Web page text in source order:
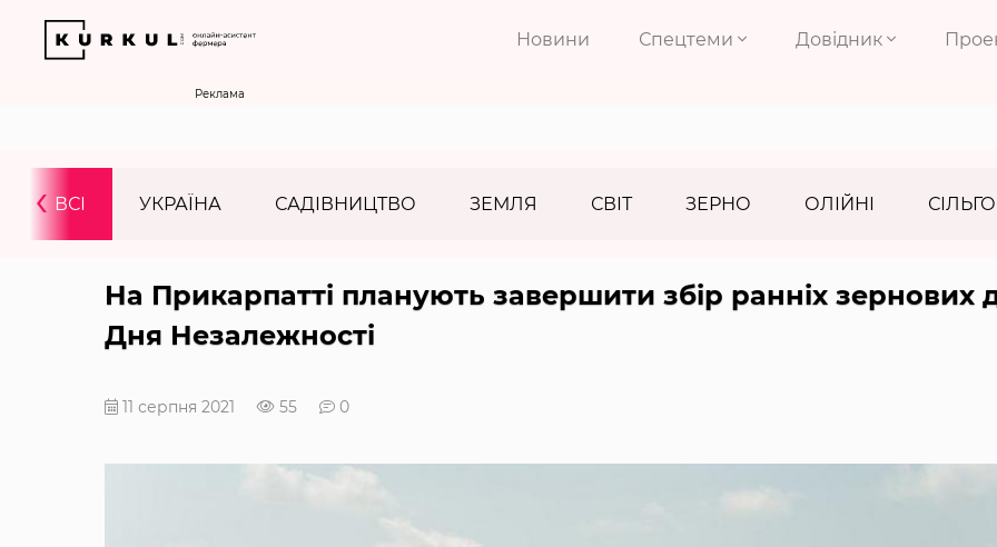
Новини Спецтеми Довідник
Реклама
ВСІ УКРАЇНА САДІВНИЦТВО ЗЕМЛЯ СВІТ ЗЕРНО ОЛІЙНІ
‹
На Прикарпатті планують завершити збір ранніх зернових
Дня Незалежності
11 серпня 2021 55 0